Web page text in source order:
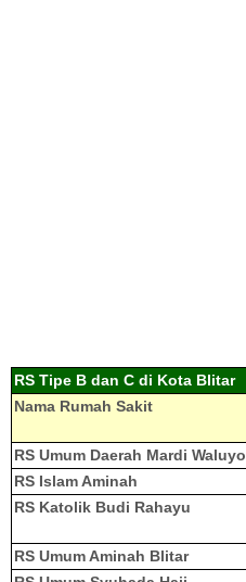
RS Tipe B dan C di Kota Blitar
Nama Rumah Sakit
RS Umum Daerah Mardi Waluyo
RS Islam Aminah
RS Katolik Budi Rahayu
RS Umum Aminah Blitar